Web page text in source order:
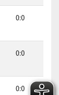
0:0
0:0
0:0